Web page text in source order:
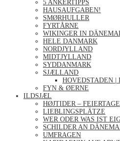
5 ANKERTIPPS
HAUSAUFGABEN!
SMØRHULLER
FYRTÅRNE
WIKINGER IN
HELE DANMARK
NORDJYLLAND
MIDTJYLLAND
SYDDANMARK
SJÆLLAND
HOVEDSTADEN |
FYN & ØERNE
ILDSJÆL
HØJTIDER – FEIERTAGE
LIEBLINGSPLÄTZE
WER ODER WAS IST
SCHILDER AN
UMFRAGEN